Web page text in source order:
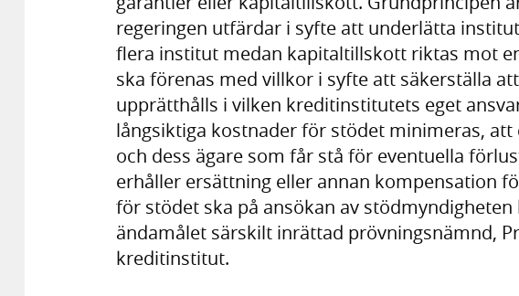
regeringen utfärdar i syfte att underlätta
flera institut medan kapitaltillskott riktas mot
ska förenas med villkor i syfte att säkerställa
upprätthålls i vilken kreditinstitutets eget
långsiktiga kostnader för stödet minimeras,
och dess ägare som får stå för eventuella
erhåller ersättning eller annan kompensation
för stödet ska på ansökan av
ändamålet särskilt inrättad prövningsnämnd,
kreditinstitut.